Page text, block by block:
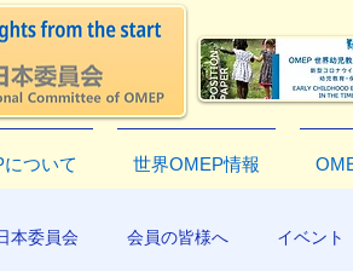
ついて 世界OMEP情報
本委員会 会員の皆様へ イベント